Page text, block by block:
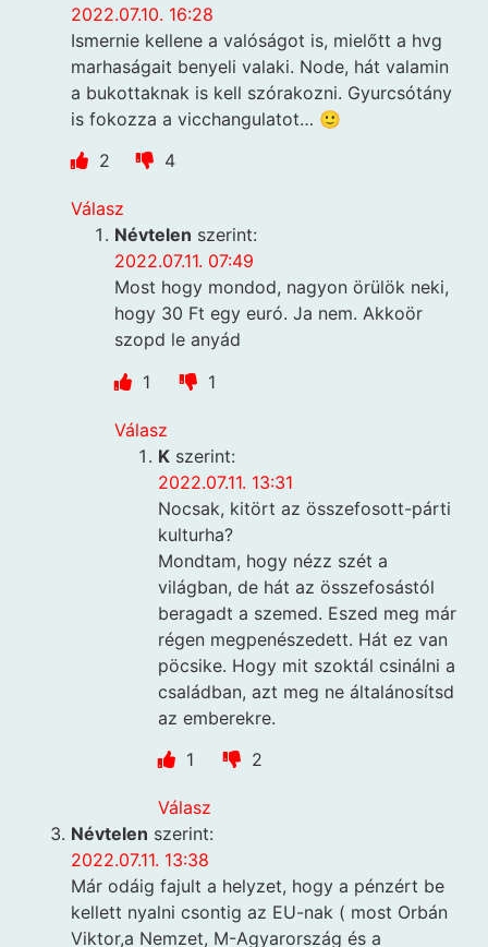
2022.07.10. 16:28
Ismernie kellene a valóságot is, mielőtt a hvg
marhaságait benyeli valaki. Node, hát valamin
a bukottaknak is kell szórakozni. Gyurcsótány
is fokozza a vicchangulatot… 🙂
2
4
Válasz
Névtelen szerint:
2022.07.11. 07:49
Most hogy mondod, nagyon örülök neki,
hogy 30 Ft egy euró. Ja nem. Akkoör
szopd le anyád
1
1
Válasz
K szerint:
2022.07.11. 13:31
Nocsak, kitört az összefosott-párti
kulturha?
Mondtam, hogy nézz szét a
világban, de hát az összefosástól
beragadt a szemed. Eszed meg már
régen megpenészedett. Hát ez van
pöcsike. Hogy mit szoktál csinálni a
családban, azt meg ne általánosítsd
az emberekre.
1
2
Válasz
Névtelen szerint:
2022.07.11. 13:38
Már odáig fajult a helyzet, hogy a pénzért be
kellett nyalni csontig az EU-nak ( most Orbán
Viktor,a Nemzet, M-Agyarország és a